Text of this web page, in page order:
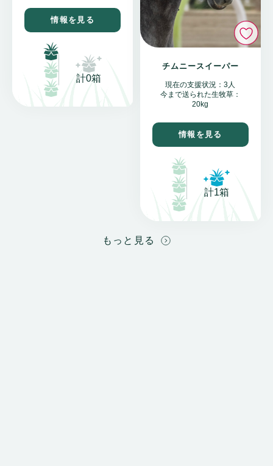
情報を見る
計0箱
チムニースイーパー
現在の支援状況：3人
今まで送られた生牧草：
20kg
情報を見る
計1箱
もっと見る